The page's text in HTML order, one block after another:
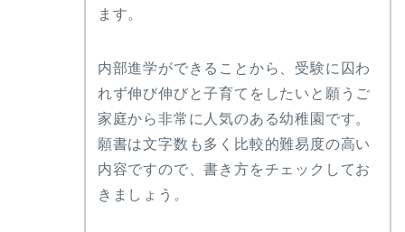
ます。
内部進学ができることから、受験に囚わ
れず伸び伸びと子育てをしたいと願うご
家庭から非常に人気のある幼稚園です。
願書は文字数も多く比較的難易度の高い
内容ですので、書き方をチェックしてお
きましょう。
星美学園幼稚園
千葉大学教育学部附属幼
宝仙学園幼稚園
埼玉大学教育学部附属幼